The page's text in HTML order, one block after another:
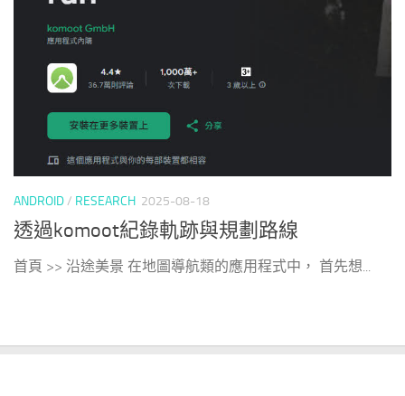
ANDROID/ RESEARCH 2025-08-18
透過komoot紀錄軌跡與規劃路線
首頁 >> 沿途美景 在地圖導航類的應用程式中， 首先想...